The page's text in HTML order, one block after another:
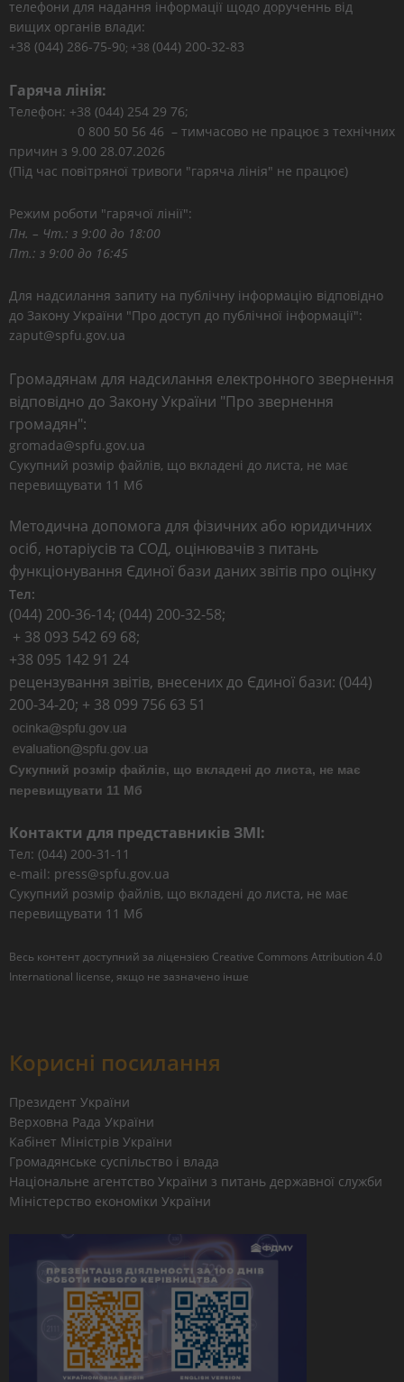
телефони для надання інформації щодо дорученнь від
вищих органів влади:
+38 (044) 286-75-90; +38 (044) 200-32-83
Гаряча лінія:
Телефон: +38 (044) 254 29 76;
0 800 50 56 46 – тимчасово не працює з технічних
причин з 9.00 28.07.2026
(Під час повітряної тривоги "гаряча лінія" не працює)
Режим роботи "гарячої лінії":
Пн. – Чт.: з 9:00 до 18:00
Пт.: з 9:00 до 16:45
Для надсилання запиту на публічну інформацію відповідно
до Закону України "Про доступ до публічної інформації":
zaput@spfu.gov.ua
Громадянам для надсилання електронного звернення
відповідно до Закону України "Про звернення
громадян":
gromada@spfu.gov.ua
Сукупний розмір файлів, що вкладені до листа, не має
перевищувати 11 Мб
Методична допомога для фізичних або юридичних
осіб, нотаріусів та СОД, оцінювачів з питань
функціонування Єдиної бази даних звітів про оцінку
Тел:
(044) 200-36-14; (044) 200-32-58;
+ 38 093 542 69 68;
+38 095 142 91 24
рецензування звітів, внесених до Єдиної бази: (044)
200-34-20; + 38 099 756 63 51
Сукупний розмір файлів, що вкладені до листа, не має
перевищувати 11 Мб
Контакти для представників ЗМІ:
Тел: (044) 200-31-11
e-mail: press@spfu.gov.ua
Сукупний розмір файлів, що вкладені до листа, не має
перевищувати 11 Мб
Весь контент доступний за ліцензією Creative Commons Attribution 4.0
International license, якщо не зазначено інше
Корисні посилання
Президент України
Верховна Рада України
Кабінет Міністрів України
Громадянське суспільство і влада
Національне агентство України з питань державної служби
Міністерство економіки України